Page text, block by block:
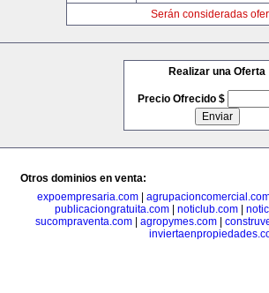
Serán consideradas
Realizar una Oferta
Precio Ofrecido $
Otros dominios en venta:
expoempresaria.com|
publicaciongratuita.com| noticlub.com|
sucompraventa.com
agropymes.com